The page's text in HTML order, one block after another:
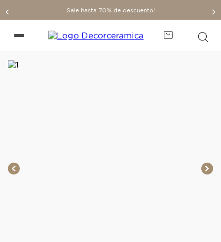
Sale hasta 70% de descuento!